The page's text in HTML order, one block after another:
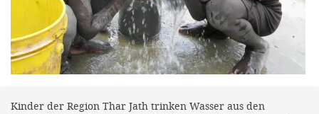
Kinder der Region Thar Jath trinken Wasser aus den
unsere
den